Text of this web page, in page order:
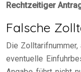
Rechtzeitiger
Falsche
Die
eventuelle